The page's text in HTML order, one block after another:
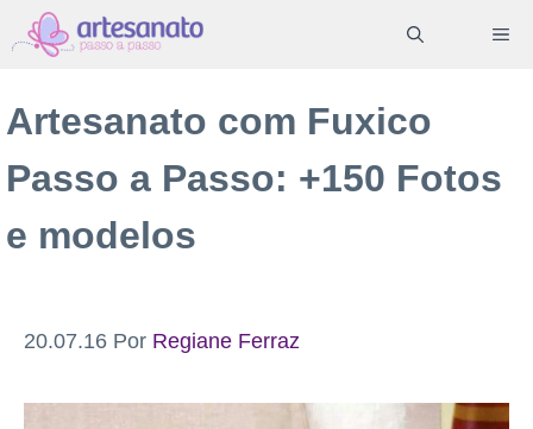
Pular
para
conteúdo
Artesanato com Fuxico
Passo a Passo: +150 Fotos
e modelos
20.07.16 Por Regiane Ferraz